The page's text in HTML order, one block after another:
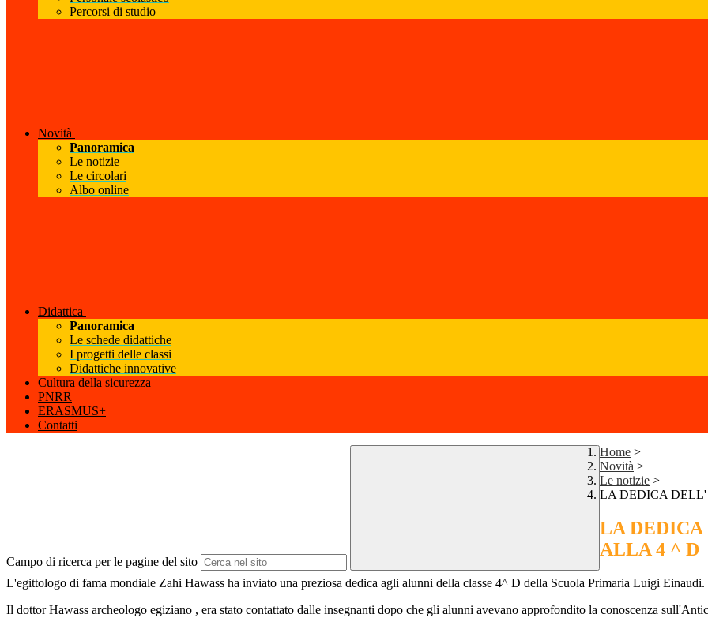
Percorsi di studio
Novità
Panoramica
Le notizie
Le circolari
Albo online
Didattica
Panoramica
Le schede didattiche
I progetti delle classi
Didattiche innovative
Cultura della sicurezza
PNRR
ERASMUS+
Contatti
Campo di ricerca per le pagine del sito
Home >
Novità >
Le notizie >
LA DEDICA
LA
ALLA 4 ^ D
L'egittologo di fama mondiale Zahi Hawass ha inviato una preziosa dedica agli alunni della classe 4^ D della Scuola Primaria Luigi Einaudi.
Il dottor Hawass archeologo egiziano , era stato contattato dalle insegnanti dopo che gli alunni avevano approfondito la conoscenza